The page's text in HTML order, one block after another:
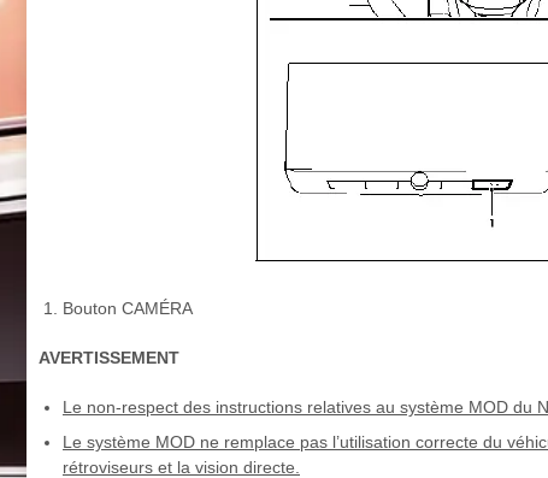
Bouton CAMÉRA
AVERTISSEMENT
Le non-respect des instructions relatives au système MOD du
Le système MOD ne remplace pas l’utilisation correcte du
rétroviseurs et la vision directe.